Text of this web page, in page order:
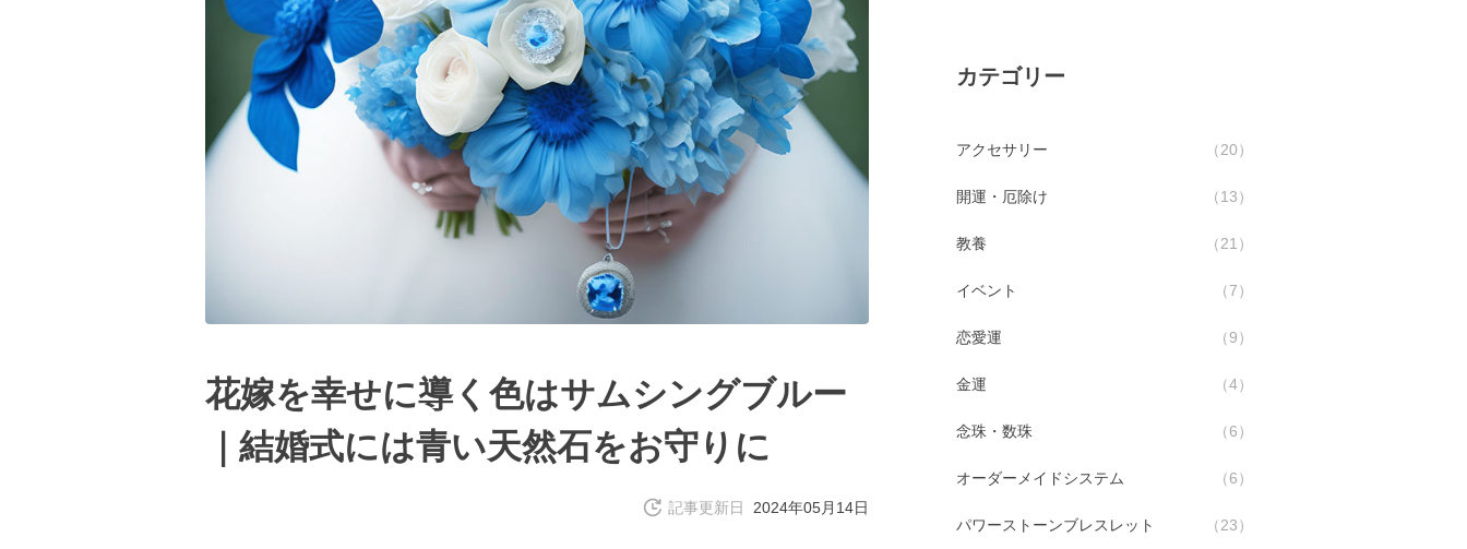
花嫁を幸せに導く色はサムシングブルー
｜結婚式には青い天然石をお守りに
記事更新日 2024年05月14日
カテゴリー
アクセサリー 20
開運・厄除け 13
教養 21
イベント 7
恋愛運 9
金運 4
念珠・数珠 6
オーダーメイドシステム 6
パワーストーンブレスレット 23